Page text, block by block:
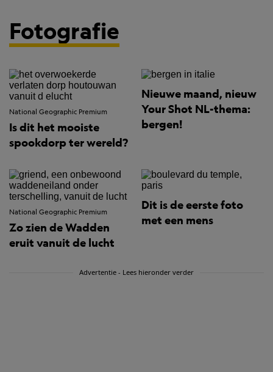
Fotografie
National Geographic Premium
Is dit het mooiste
spookdorp ter wereld?
Nieuwe maand, nieuw
Your Shot NL-thema:
bergen!
National Geographic Premium
Zo zien de Wadden
eruit vanuit de lucht
Dit is de eerste foto
met een mens
Advertentie - Lees hieronder verder